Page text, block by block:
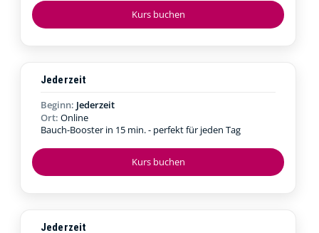
Kurs buchen
Kurs buchen
Jederzeit
Beginn: Jederzeit
Ort: Online
Bauch-Booster in 15 min. - perfekt für jeden Tag
Jederzeit